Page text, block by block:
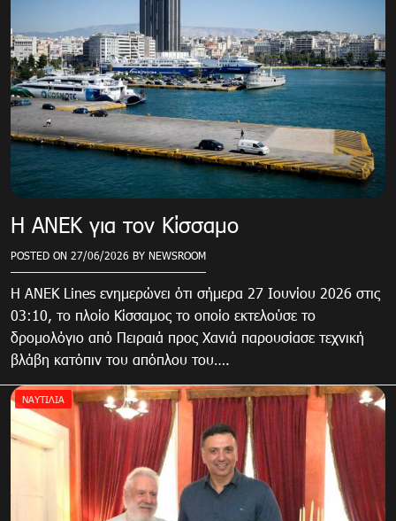
Η ΑΝΕΚ για τον Κίσσαμο
POSTED ON 27/06/2026 BY NEWSROOM
Η ANEK Lines ενημερώνει ότι σήμερα 27 Ιουνίου 2026 στις
03:10, το πλοίο Κίσσαμος το οποίο εκτελούσε το
δρομολόγιο από Πειραιά προς Χανιά παρουσίασε τεχνική
βλάβη κατόπιν του απόπλου του….
ΝΑΥΤΙΛΙΑ